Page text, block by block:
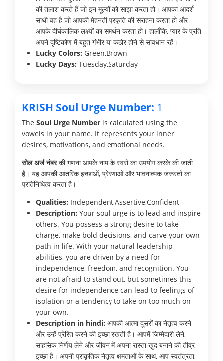
की तलाश करते हैं जो इन मूल्यों को साझा करता हो। आपका आदर्श
साथी वह है जो आपकी मेहनती प्रकृति की सराहना करता हो और
आपके दीर्घकालिक लक्ष्यों का समर्थन करता हो। हालाँकि, प्यार के प्रति
अपने दृष्टिकोण में बहुत गंभीर या कठोर होने से सावधान रहें।
Lucky Colors: Green,Brown
Lucky Days: Tuesday,Saturday
KRISH Soul Urge Number: 1
The Soul Urge Number is calculated using the
vowels in your name. It represents your inner
desires, motivations, and emotional needs.
सोल अर्ज नंबरकी गणना आपके नाम के स्वरों का उपयोग करके की जाती
है। यह आपकी आंतरिक इच्छाओं, प्रेरणाओं और भावनात्मक जरूरतों का
प्रतिनिधित्व करता है।
Qualities: Independent,Assertive,Confident
Description: Your soul urge is to lead and inspire
others. You possess a strong desire to take
charge, make bold decisions, and carve your own
path in life. With your natural leadership
abilities, you are driven by a need for
independence, freedom, and recognition. You
are not afraid to stand out, but sometimes this
desire for independence can lead to feelings of
isolation or a tendency to take on too much on
your own.
Description in hindi: आपकी आत्मा दूसरों का नेतृत्व करने
और उन्हें प्रेरित करने की इच्छा रखती है। आपमें जिम्मेदारी लेने,
साहसिक निर्णय लेने और जीवन में अपना रास्ता खुद बनाने की तीव्र
इच्छा है। अपनी प्राकृतिक नेतृत्व क्षमताओं के साथ, आप स्वतंत्रता,